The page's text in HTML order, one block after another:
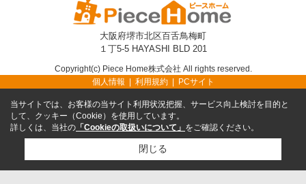
大阪府堺市北区百舌鳥梅町
１丁5-5 HAYASHI BLD 201
Copyright(c) Piece Home株式会社 All rights reserved.
個人情報
利用規約 PCサイト
当サイトでは、お客様の当サイト利用状況把握、サービス向上検討を目的と
して、クッキー（Cookie）を使用しています。
詳しくは、当社の 「Cookieの取扱いについて」 をご確認ください。
閉じる